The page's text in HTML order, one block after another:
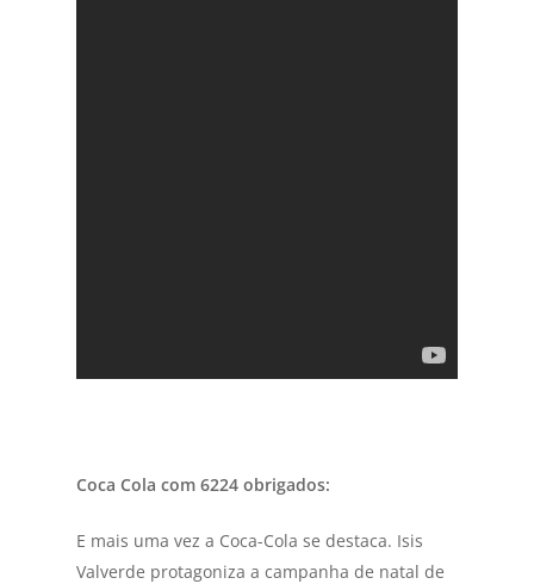
Coca Cola com 6224 obrigados:
E mais uma vez a Coca-Cola se destaca. Isis
Valverde protagoniza a campanha de natal de